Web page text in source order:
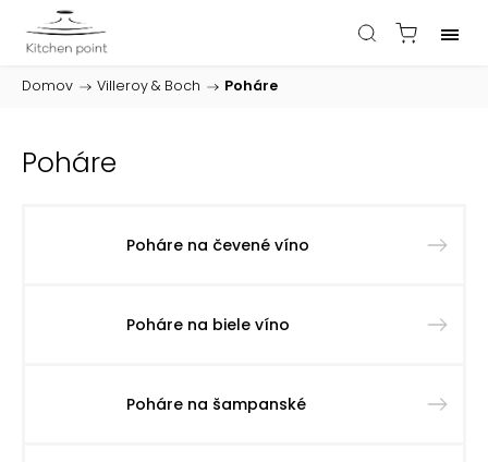
Domov / Villeroy & Boch / Poháre
Poháre
Poháre na čevené víno
Poháre na biele víno
Poháre na šampanské